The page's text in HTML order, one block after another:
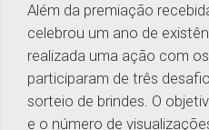
Além da premiação
celebrou um ano de
realizada uma ação com
participaram de três
sorteio de brindes. O
e o número de